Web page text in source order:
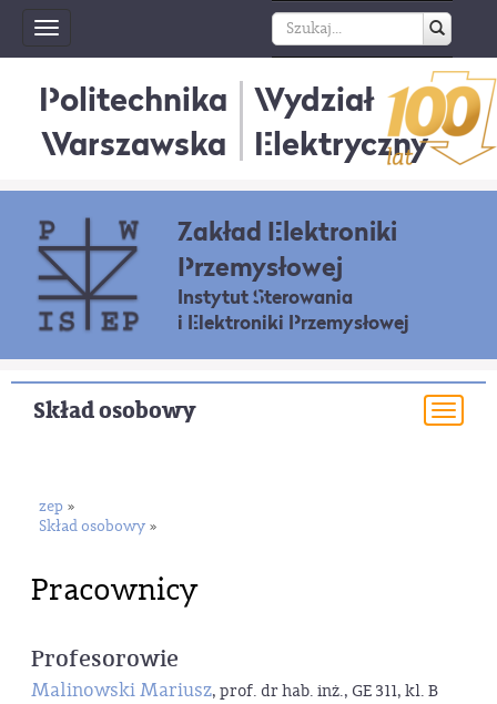
Toggle
navigation
Politechnika
Warszawska
Wydział
Elektryczny
Zakład Elektroniki
Przemysłowej
Instytut Sterowania
i Elektroniki Przemysłowej
Skład osobowy
zep »
Skład osobowy »
Pracownicy
Profesorowie
Malinowski Mariusz, prof. dr hab. inż., GE 311, kl. B